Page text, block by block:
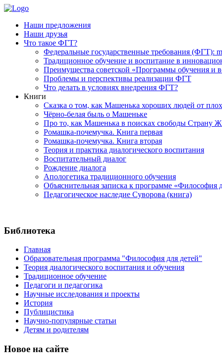
Наши предложения
Наши друзья
Что такое ФГТ?
Федеральные государственные требования (ФГТ):
Традиционное обучение и воспитание в
Преимущества советской «Программы обучения и
Проблемы и перспективы реализации ФГТ
Что делать в условиях внедрения ФГТ?
Книги
Сказка о том, как Машенька хороших людей от
Чёрно-белая быль о Машеньке
Про то, как Машенька в поисках свободы Страну
Ромашка-почемучка. Книга первая
Ромашка-почемучка. Книга вторая
Теория и практика диалогического воспитания
Воспитательный диалог
Рождение диалога
Апологетика традиционного обучения
Объяснительная записка к программе «Философия
Педагогическое наследие Суворова (книга)
Библиотека
Главная
Образовательная программа "Философия для детей"
Теория диалогического воспитания и обучения
Традиционное обучение
Педагоги и педагогика
Научные исследования и проекты
История
Публицистика
Научно-популярные статьи
Детям и родителям
Новое на сайте